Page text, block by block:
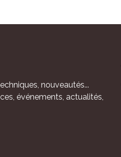
nouveautés...
événements, actualités,